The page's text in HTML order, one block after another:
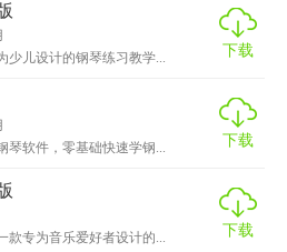
的互动功能，与其他钢琴学习者
求。
师团队精心打造，确保教学内容
少儿设计的钢琴练习教学...
下载
琴软件，零基础快速学钢...
下载
款专为音乐爱好者设计的...
下载